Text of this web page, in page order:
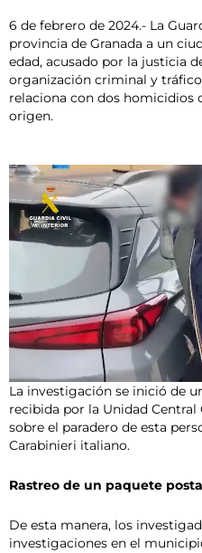
6 de febrero de 2024.- La
provincia de Granada a un
edad, acusado por la justicia
organización criminal y tráfico
relaciona con dos homicidios
origen.
La investigación se inició de
recibida por la Unidad Central
sobre el paradero de esta
Carabinieri italiano.
Rastreo de un paquete
De esta manera, los
investigaciones en el